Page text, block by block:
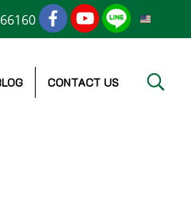
CONTACT US